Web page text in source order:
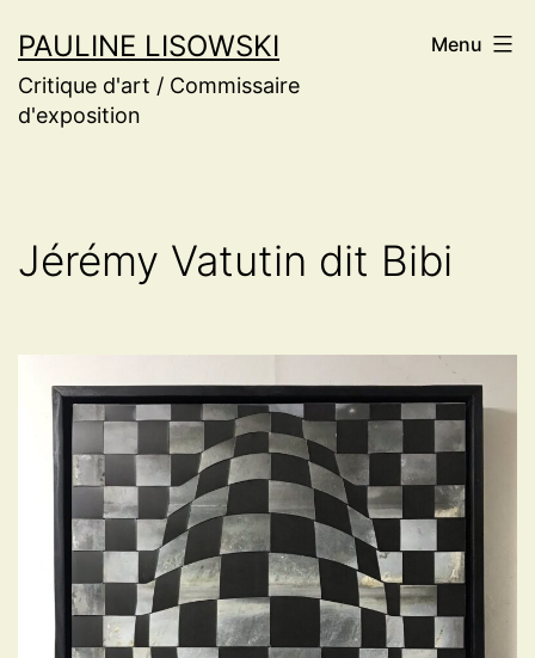
au
contenu
PAULINE LISOWSKI
Critique d'art / Commissaire
d'exposition
Menu
Jérémy Vatutin dit Bibi